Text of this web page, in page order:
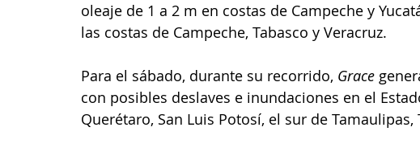
oleaje de 1 a 2 m en costas de Campeche y
las costas de Campeche, Tabasco y Veracruz.
Para el sábado, durante su recorrido, Grace
con posibles deslaves e inundaciones en el
Querétaro, San Luis Potosí, el sur de Tamaulipas,